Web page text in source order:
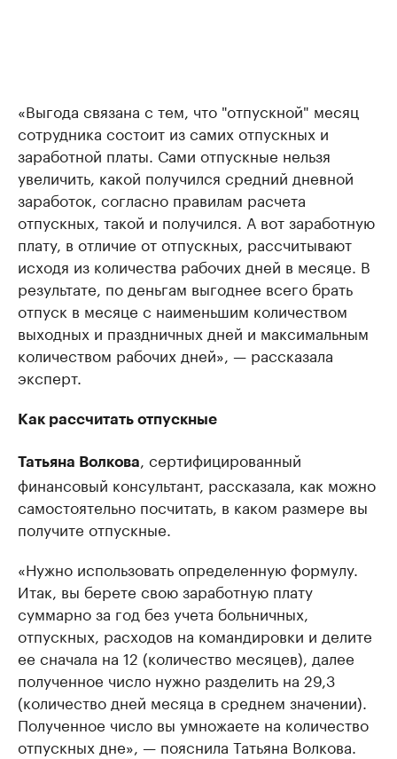
«Выгода связана с тем, что "отпускной" месяц
сотрудника состоит из самих отпускных и
заработной платы. Сами отпускные нельзя
увеличить, какой получился средний дневной
заработок, согласно правилам расчета
отпускных, такой и получился. А вот заработную
плату, в отличие от отпускных, рассчитывают
исходя из количества рабочих дней в месяце. В
результате, по деньгам выгоднее всего брать
отпуск в месяце с наименьшим количеством
выходных и праздничных дней и максимальным
количеством рабочих дней», — рассказала
эксперт.
Как рассчитать отпускные
Татьяна Волкова, сертифицированный
финансовый консультант, рассказала, как можно
самостоятельно посчитать, в каком размере вы
получите отпускные.
«Нужно использовать определенную формулу.
Итак, вы берете свою заработную плату
суммарно за год без учета больничных,
отпускных, расходов на командировки и делите
ее сначала на 12 (количество месяцев), далее
полученное число нужно разделить на 29,3
(количество дней месяца в среднем значении).
Полученное число вы умножаете на количество
отпускных дне», — пояснила Татьяна Волкова.